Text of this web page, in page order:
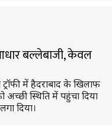
बल्लेबाजी, केवल
में हैदराबाद के खिलाफ
स्थिति में पहुंचा दिया
दिया।